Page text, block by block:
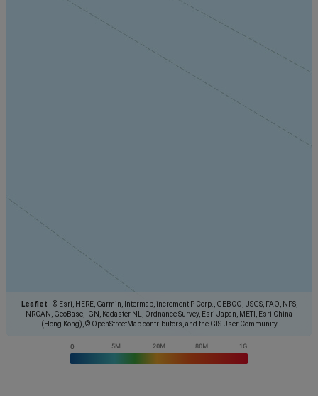
Leaflet
© Esri, HERE, Garmin, Intermap, increment P Corp., GEBCO, USGS, FAO, NPS,
NRCAN, GeoBase, IGN, Kadaster NL, Ordnance Survey, Esri Japan, METI, Esri China
(Hong Kong), © OpenStreetMap contributors, and the GIS User Community